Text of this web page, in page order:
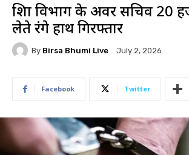
शिक्षा विभाग के अवर सचिव 20
लेते रंगे हाथ गिरफ्तार
By Birsa Bhumi Live July 2, 2026
Facebook Twitter